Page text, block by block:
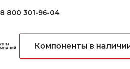
8 800 301-96-04
Компоненты в